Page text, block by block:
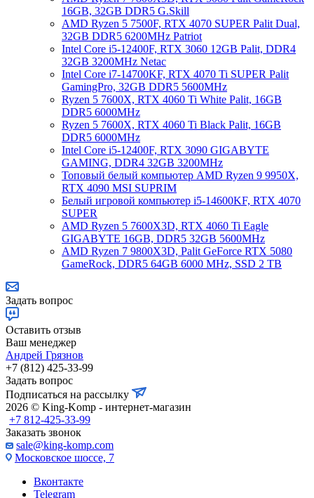
16GB, 32GB DDR5 G.Skill
AMD Ryzen 5 7500F, RTX 4070 SUPER Palit Dual,
32GB DDR5 6200MHz Patriot
Intel Core i5-12400F, RTX 3060 12GB Palit, DDR4
32GB 3200MHz Netac
Intel Core i7-14700KF, RTX 4070 Ti SUPER Palit
GamingPro, 32GB DDR5 5600MHz
Ryzen 5 7600X, RTX 4060 Ti White Palit, 16GB
DDR5 6000MHz
Ryzen 5 7600X, RTX 4060 Ti Black Palit, 16GB
DDR5 6000MHz
Intel Core i5-12400F, RTX 3090 GIGABYTE
GAMING, DDR4 32GB 3200MHz
Топовый белый компьютер AMD Ryzen 9 9950X,
RTX 4090 MSI SUPRIM
Белый игровой компьютер i5-14600KF, RTX 4070
SUPER
AMD Ryzen 5 7600X3D, RTX 4060 Ti Eagle
GIGABYTE 16GB, DDR5 32GB 5600MHz
AMD Ryzen 7 9800X3D, Palit GeForce RTX 5080
GameRock, DDR5 64GB 6000 MHz, SSD 2 TB
Задать вопрос
Оставить отзыв
Ваш менеджер
Андрей Грязнов
+7 (812) 425-33-99
Задать вопрос
Подписаться на рассылку
2026 © King-Komp - интернет-магазин
+7 812-425-33-99
Заказать звонок
sale@king-komp.com
Московское шоссе, 7
Вконтакте
Telegram